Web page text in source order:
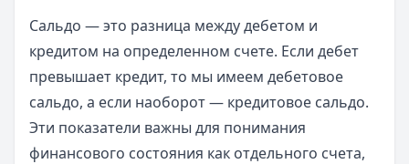
Сальдо — это разница между дебетом и
кредитом на определенном счете. Если дебет
превышает кредит, то мы имеем дебетовое
сальдо, а если наоборот — кредитовое сальдо.
Эти показатели важны для понимания
финансового состояния как отдельного счета,